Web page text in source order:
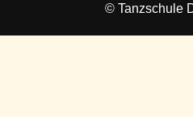
© Tanzschule